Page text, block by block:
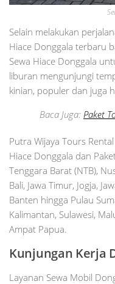
Selain melakukan
Hiace Donggala terbaru
Sewa Hiace Donggala
liburan mengunjungi
kinian, populer dan juga
Baca Juga: Paket
Putra Wijaya Tours
Hiace Donggala dan
Tenggara Barat (NTB),
Bali, Jawa Timur, Jogja,
Banten hingga Pulau
Kalimantan, Sulawesi,
Ampat Papua.
Kunjungan Kerja
Layanan Sewa Mobil